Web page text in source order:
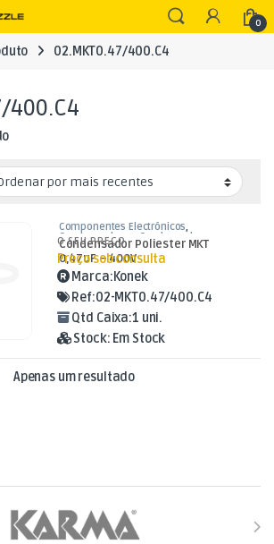
0
02.MKT0.47/400.C4
400.C4
Componentes Electrónicos,
Condensadores
Condensadores
Poliester
Condensador Poliester MKT
0,47uF – 400V
O SEU PREÇO
Preço sob consulta
Marca:Konek
Ref:02-MKT0.47/400.C4
Qtd Caixa:1 uni.
Stock: Em Stock
Apenas um resultado